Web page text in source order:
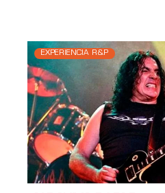
EXPERIENCIA R&P